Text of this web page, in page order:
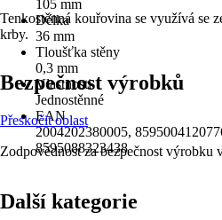
105 mm
Délka
36 mm
Tloušťka stěny
0,3 mm
Vlastnosti
Jednostěnné
EAN
2004202380005,
8595088323438
Tenkostěnná kouřovina se využívá se
krby.
Bezpečnost výrobků
Přeskočit oblast
Zodpovědnost za bezpečnost výrobku
Další kategorie